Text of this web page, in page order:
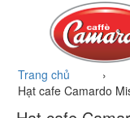
Trang chủ
Hạt cafe Camardo